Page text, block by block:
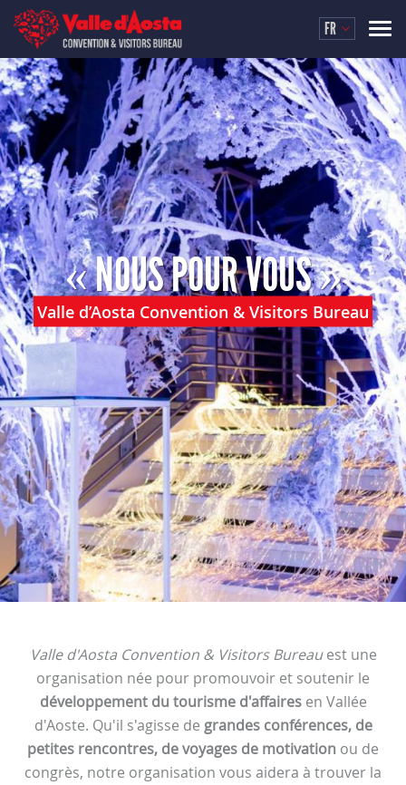
FR
« NOUS POUR VOUS »
Valle d’Aosta Convention & Visitors Bureau
Valle d'Aosta Convention & Visitors Bureauest une
organisation née pour promouvoir et soutenir le
développement du tourisme d'affairesen Vallée
d'Aoste. Qu'il s'agisse de grandes conférences, de
petites rencontres, de voyages de motivation ou de
congrès, notre organisation vous aidera à trouver la